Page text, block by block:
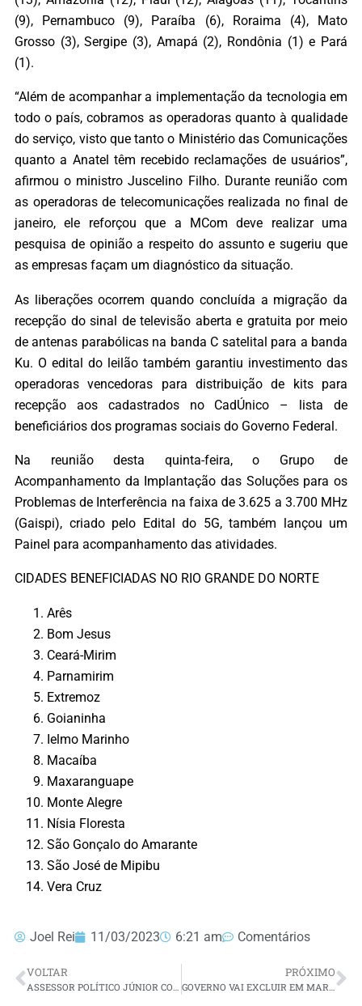
(9), Pernambuco (9), Paraíba (6), Roraima (4), Mato
Grosso (3), Sergipe (3), Amapá (2), Rondônia (1) e Pará
(1).
“Além de acompanhar a implementação da tecnologia em
todo o país, cobramos as operadoras quanto à qualidade
do serviço, visto que tanto o Ministério das Comunicações
quanto a Anatel têm recebido reclamações de usuários”,
afirmou o ministro Juscelino Filho. Durante reunião com
as operadoras de telecomunicações realizada no final de
janeiro, ele reforçou que a MCom deve realizar uma
pesquisa de opinião a respeito do assunto e sugeriu que
as empresas façam um diagnóstico da situação.
As liberações ocorrem quando concluída a migração da
recepção do sinal de televisão aberta e gratuita por meio
de antenas parabólicas na banda C satelital para a banda
Ku. O edital do leilão também garantiu investimento das
operadoras vencedoras para distribuição de kits para
recepção aos cadastrados no CadÚnico – lista de
beneficiários dos programas sociais do Governo Federal.
Na reunião desta quinta-feira, o Grupo de
Acompanhamento da Implantação das Soluções para os
Problemas de Interferência na faixa de 3.625 a 3.700 MHz
(Gaispi), criado pelo Edital do 5G, também lançou um
Painel para acompanhamento das atividades.
CIDADES BENEFICIADAS NO RIO GRANDE DO NORTE
Arês
Bom Jesus
Ceará-Mirim
Parnamirim
Extremoz
Goianinha
Ielmo Marinho
Macaíba
Maxaranguape
Monte Alegre
Nísia Floresta
São Gonçalo do Amarante
São José de Mipibu
Vera Cruz
Joel Rei 11/03/2023 6:21 am Comentários
VOLTAR PRÓXIMO